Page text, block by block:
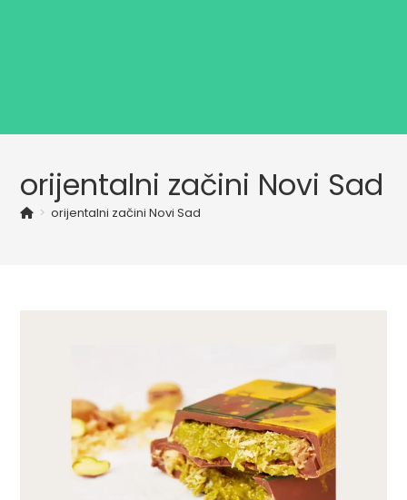
orijentalni začini Novi Sad
> orijentalni začini Novi Sad